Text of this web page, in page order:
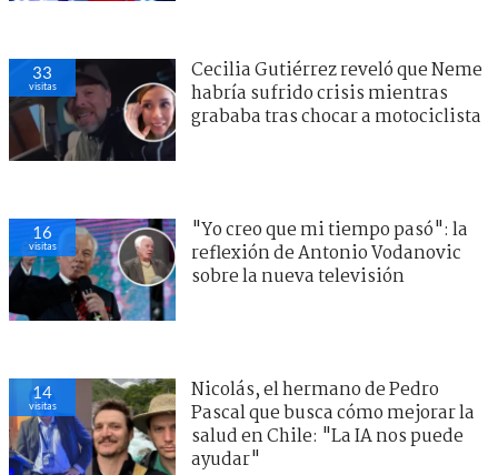
33
visitas
Cecilia Gutiérrez reveló que Neme
habría sufrido crisis mientras
grababa tras chocar a motociclista
16
visitas
"Yo creo que mi tiempo pasó": la
reflexión de Antonio Vodanovic
sobre la nueva televisión
14
visitas
Nicolás, el hermano de Pedro
Pascal que busca cómo mejorar la
salud en Chile: "La IA nos puede
ayudar"